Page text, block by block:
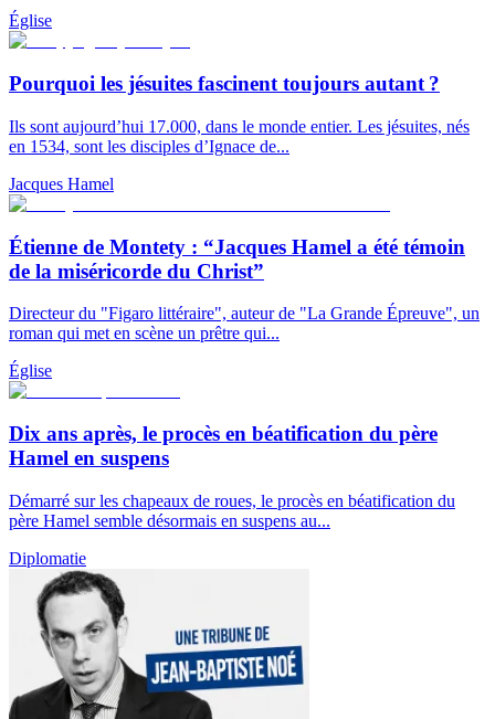
Église
Pourquoi les jésuites fascinent toujours autant ?
Ils sont aujourd’hui 17.000, dans le monde entier. Les jésuites, nés
en 1534, sont les disciples d’Ignace de...
Jacques Hamel
Étienne de Montety : “Jacques Hamel a été témoin
de la miséricorde du Christ”
Directeur du "Figaro littéraire", auteur de "La Grande Épreuve", un
roman qui met en scène un prêtre qui...
Église
Dix ans après, le procès en béatification du père
Hamel en suspens
Démarré sur les chapeaux de roues, le procès en béatification du
père Hamel semble désormais en suspens au...
Diplomatie